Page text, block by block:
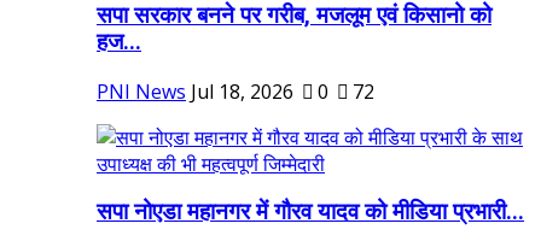
सपा सरकार बनने पर गरीब, मजलूम एवं किसानो को
हज...
PNI News Jul 18, 2026 0 72
सपा नोएडा महानगर में गौरव यादव को मीडिया प्रभारी...